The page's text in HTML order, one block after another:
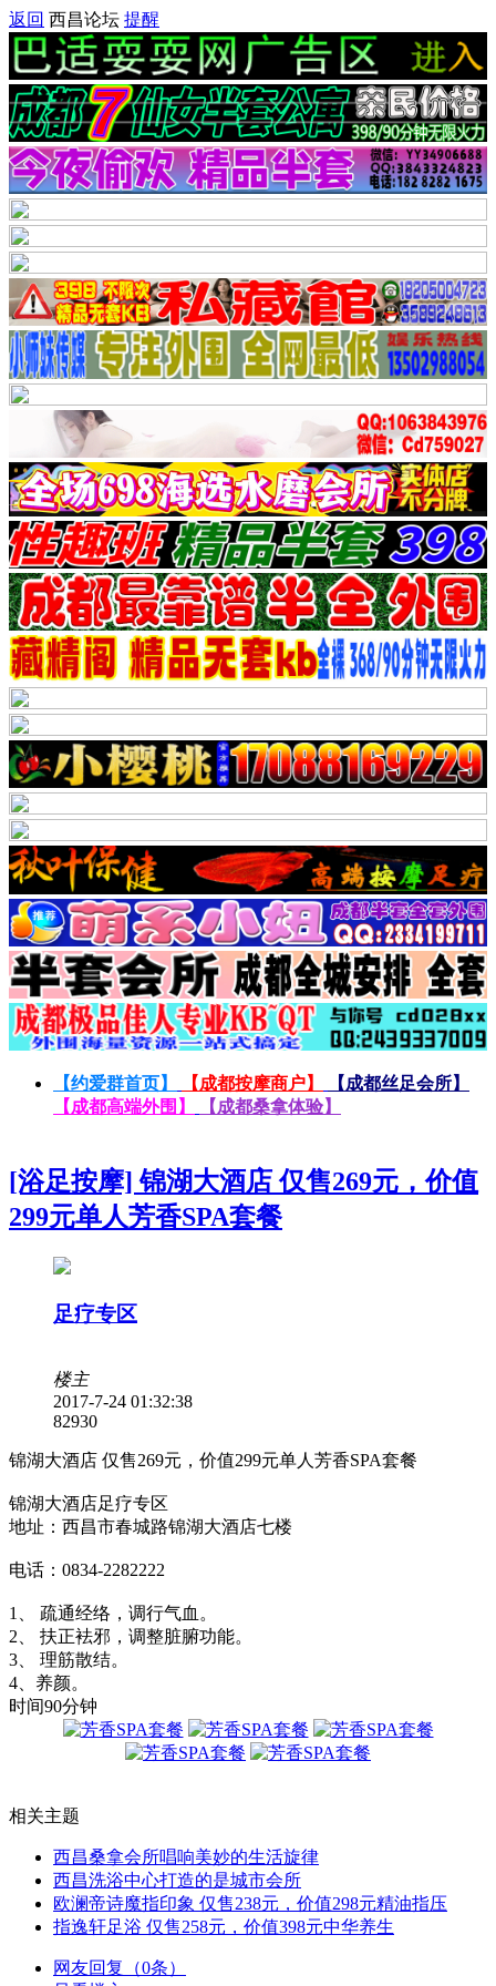
返回 西昌论坛 提醒
【约爱群首页】 【成都按摩商户】
【成都丝足会所】
【成都高端外围】
【成都桑拿体验】
[浴足按摩] 锦湖大酒店 仅售269元，价值
299元单人芳香SPA套餐
足疗专区
楼主
2017-7-24 01:32:38
82930
锦湖大酒店 仅售269元，价值299元单人芳香SPA套餐
锦湖大酒店足疗专区
地址：西昌市春城路锦湖大酒店七楼
电话：0834-2282222
1、 疏通经络，调行气血。
2、 扶正袪邪，调整脏腑功能。
3、 理筋散结。
4、养颜。
时间90分钟
相关主题
西昌桑拿会所唱响美妙的生活旋律
西昌洗浴中心打造的是城市会所
欧澜帝诗魔指印象 仅售238元，价值298元精油指压
指逸轩足浴 仅售258元，价值398元中华养生
网友回复（0条）